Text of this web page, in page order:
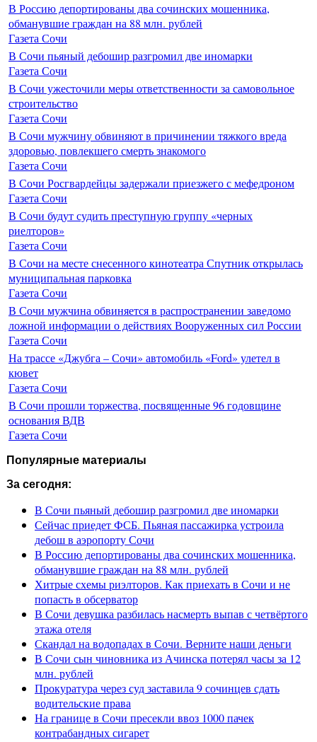
В Россию депортированы два сочинских мошенника,
обманувшие граждан на 88 млн. рублей
Газета Сочи
В Сочи пьяный дебошир разгромил две иномарки
Газета Сочи
В Сочи ужесточили меры ответственности за самовольное
строительство
Газета Сочи
В Сочи мужчину обвиняют в причинении тяжкого вреда
здоровью, повлекшего смерть знакомого
Газета Сочи
В Сочи Росгвардейцы задержали приезжего с мефедроном
Газета Сочи
В Сочи будут судить преступную группу «черных
риелторов»
Газета Сочи
В Сочи на месте снесенного кинотеатра Спутник открылась
муниципальная парковка
Газета Сочи
В Сочи мужчина обвиняется в распространении заведомо
ложной информации о действиях Вооруженных сил России
Газета Сочи
На трассе «Джубга – Сочи» автомобиль «Ford» улетел в
кювет
Газета Сочи
В Сочи прошли торжества, посвященные 96 годовщине
основания ВДВ
Газета Сочи
Популярные материалы
За сегодня:
В Сочи пьяный дебошир разгромил две иномарки
Сейчас приедет ФСБ. Пьяная пассажирка устроила
дебош в аэропорту Сочи
В Россию депортированы два сочинских мошенника,
обманувшие граждан на 88 млн. рублей
Хитрые схемы риэлторов. Как приехать в Сочи и не
попасть в обсерватор
В Сочи девушка разбилась насмерть выпав с четвёртого
этажа отеля
Скандал на водопадах в Сочи. Верните наши деньги
В Сочи сын чиновника из Ачинска потерял часы за 12
млн. рублей
Прокуратура через суд заставила 9 сочинцев сдать
водительские права
На границе в Сочи пресекли ввоз 1000 пачек
контрабандных сигарет